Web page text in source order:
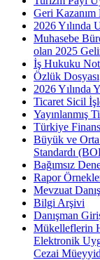
Geri Kazanım
2026 Yılında
Muhasebe
olan 2025
İş Hukuku
Özlük Dosyası
2026 Yılında
Ticaret Sicil
Yayınlanmış
Türkiye
Büyük ve
Standardı
Bağımsız
Rapor
Mevzuat
Bilgi Arşivi
Danışman
Mükelleflerin
Elektronik
Cezai